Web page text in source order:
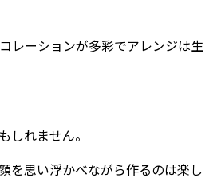
レーションが多彩でアレンジは生
しれません。
を思い浮かべながら作るのは楽し